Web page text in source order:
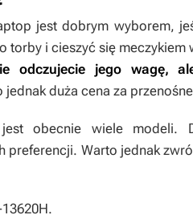
jest dobrym wyborem,
torby i cieszyć się meczykiem
odczujecie jego wagę,
jednak duża cena za
obecnie wiele modeli.
preferencji. Warto jednak